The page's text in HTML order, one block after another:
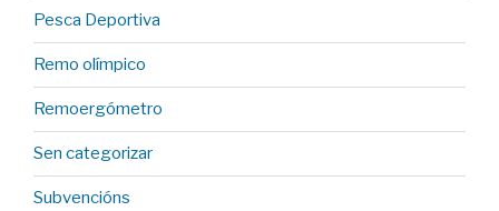
Pesca Deportiva
Remo olímpico
Remoergómetro
Sen categorizar
Subvencións